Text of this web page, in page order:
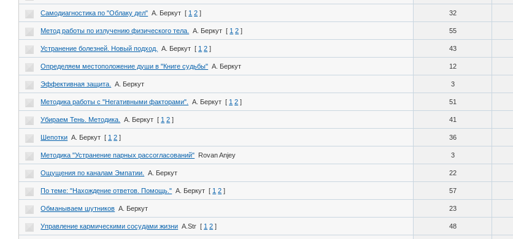
Самодиагностика по "Облаку дел" А. Беркут [ 1 2 ] 32
Метод работы по излучению физического тела. А. Беркут [ 1 2 ] 55
Устранение болезней. Новый подход. А. Беркут [ 1 2 ] 43
Определяем местоположение души в "Книге судьбы" А. Беркут 12
Эффективная защита. А. Беркут 3
Методика работы с "Негативными факторами". А. Беркут [ 1 2 ] 51
Убираем Тень. Методика. А. Беркут [ 1 2 ] 41
Шепотки А. Беркут [ 1 2 ] 36
Методика "Устранение парных рассогласований" Rovan Anjey 3
Ощущения по каналам Эмпатии. А. Беркут 22
По теме: "Нахождение ответов. Помощь." А. Беркут [ 1 2 ] 57
Обманываем шутников А. Беркут 23
Управление кармическими сосудами жизни A.Str [ 1 2 ] 48